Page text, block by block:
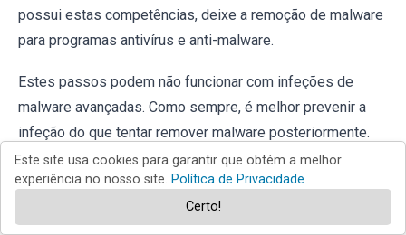
possui estas competências, deixe a remoção de malware
para programas antivírus e anti-malware.
Estes passos podem não funcionar com infeções de
malware avançadas. Como sempre, é melhor prevenir a
infeção do que tentar remover malware posteriormente.
Para manter o seu computador seguro, instale as
atualizações mais recentes do sistema operativo e utilize
software antivírus. Para ter a certeza de que o seu
Este site usa cookies para garantir que obtém a melhor
experiência no nosso site. Política de Privacidade
Certo!